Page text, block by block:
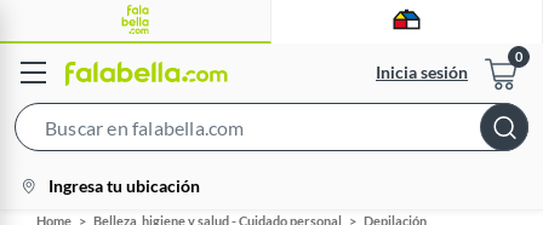
Inicia sesión
Bar
location-
icon
Ingresa tu ubicación
Home Belleza, higiene y salud - Cuidado personal
Depilación